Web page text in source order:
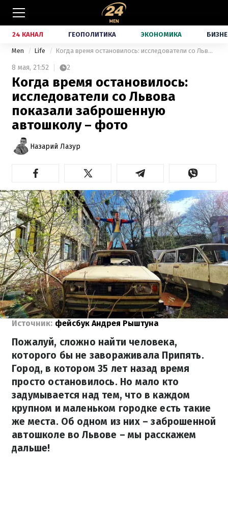
24 КАНАЛ ГЕОПОЛИТИКА ЭКОНОМИКА
Men Life Когда время остановилось: исследователи со Львова показали заброшенную автошколу – фото
8 мая, 21:52 2
Когда время остановилось:
исследователи со Львова
показали заброшенную
автошколу – фото
Назарий Лазур
Источник: фейсбук Андрея Рыштуна
Пожалуй, сложно найти человека,
которого бы не завораживала Припять.
Город, в котором 35 лет назад время
просто остановилось. Но мало кто
задумывается над тем, что в каждом
крупном и маленьком городке есть такие
же места. Об одном из них – заброшенной
автошколе во Львове – мы расскажем
дальше!